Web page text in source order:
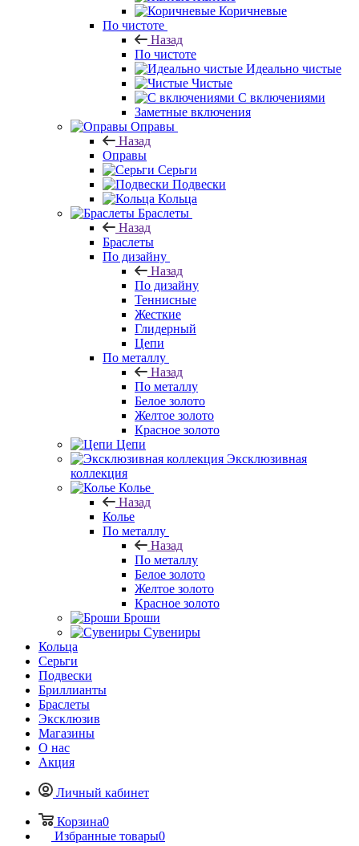
Коричневые
По чистоте
Назад
По чистоте
Идеально чистые
Чистые
С включениями
Заметные включения
Оправы
Назад
Оправы
Серьги
Подвески
Кольца
Браслеты
Назад
Браслеты
По дизайну
Назад
По дизайну
Теннисные
Жесткие
Глидерный
Цепи
По металлу
Назад
По металлу
Белое золото
Желтое золото
Красное золото
Цепи
Эксклюзивная
коллекция
Колье
Назад
Колье
По металлу
Назад
По металлу
Белое золото
Желтое золото
Красное золото
Броши
Сувениры
Кольца
Серьги
Подвески
Бриллианты
Браслеты
Эксклюзив
Магазины
О нас
Акция
Личный кабинет
Корзина0
Избранные товары0